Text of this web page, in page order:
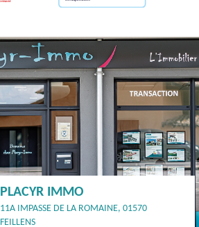
PLACYR IMMO
11A IMPASSE DE LA ROMAINE, 01570
FEILLENS